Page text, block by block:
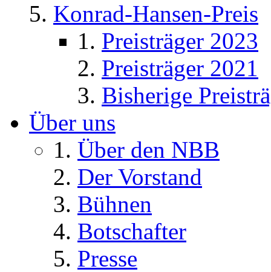
Konrad-Hansen-Preis
Preisträger 2023
Preisträger 2021
Bisherige
Über uns
Über den NBB
Der Vorstand
Bühnen
Botschafter
Presse